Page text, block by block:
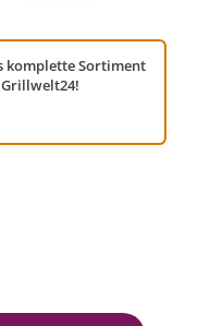
komplette Sortiment